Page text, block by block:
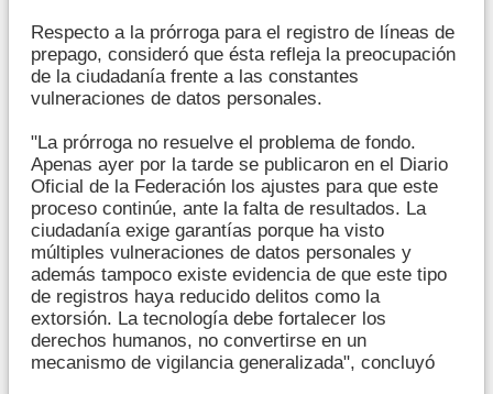
Respecto a la prórroga para el registro de líneas de
prepago, consideró que ésta refleja la preocupación
de la ciudadanía frente a las constantes
vulneraciones de datos personales.
"La prórroga no resuelve el problema de fondo.
Apenas ayer por la tarde se publicaron en el Diario
Oficial de la Federación los ajustes para que este
proceso continúe, ante la falta de resultados. La
ciudadanía exige garantías porque ha visto
múltiples vulneraciones de datos personales y
además tampoco existe evidencia de que este tipo
de registros haya reducido delitos como la
extorsión. La tecnología debe fortalecer los
derechos humanos, no convertirse en un
mecanismo de vigilancia generalizada", concluyó